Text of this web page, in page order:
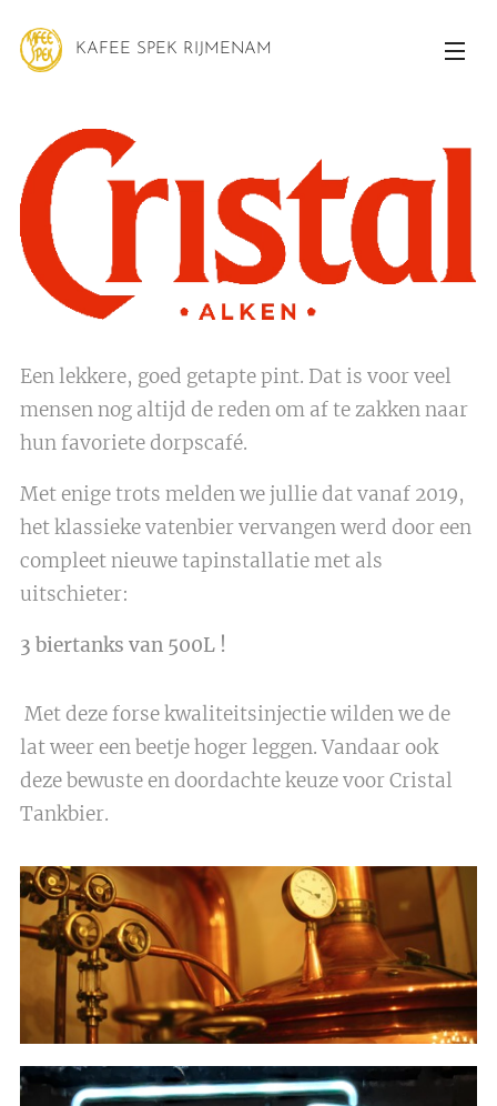
KAFEE SPEK RIJMENAM
Een lekkere, goed getapte pint. Dat is voor veel
mensen nog altijd de reden om af te zakken naar
hun favoriete dorpscafé.
Met enige trots melden we jullie dat vanaf 2019,
het klassieke vatenbier vervangen werd door een
compleet nieuwe tapinstallatie met als
uitschieter:
3 biertanks van 500L !
Met deze forse kwaliteitsinjectie wilden we de
lat weer een beetje hoger leggen. Vandaar ook
deze bewuste en doordachte keuze voor Cristal
Tankbier.